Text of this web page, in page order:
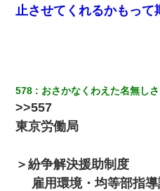
止させてくれるかもって
578 おさかなくわえた名無し
>>557
東京労働局
＞紛争解決援助制度
雇用環境・均等部指導